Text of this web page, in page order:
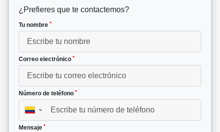
¿Prefieres que te contactemos?
Tu nombre *
Correo electrónico *
Número de teléfono *
▼
Mensaje *